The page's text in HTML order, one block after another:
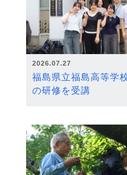
2026.07.27
福島県立福島高等学
の研修を受講